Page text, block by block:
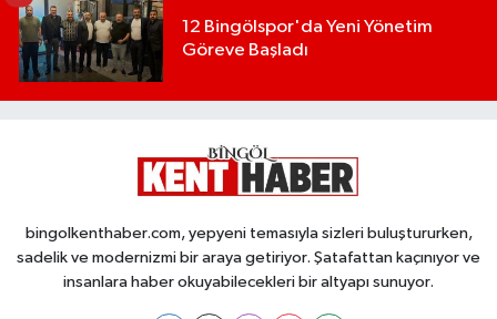
12 Bingölspor'da Yeni Yönetim
Göreve Başladı
bingolkenthaber.com, yepyeni temasıyla sizleri buluştururken,
sadelik ve modernizmi bir araya getiriyor. Şatafattan kaçınıyor ve
insanlara haber okuyabilecekleri bir altyapı sunuyor.